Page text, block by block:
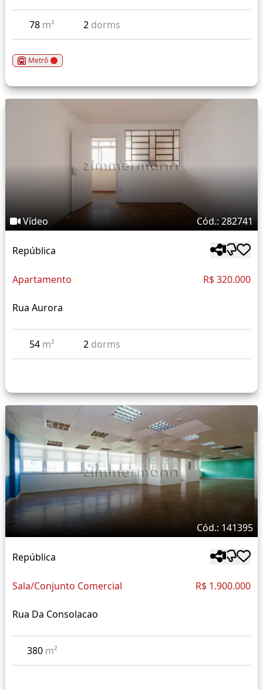
78 m² 2 dorms
Metrô
Vídeo Cód.: 282741
República
Apartamento R$ 320.000
Rua Aurora
54 m² 2 dorms
Cód.: 141395
República
Sala/Conjunto Comercial R$ 1.900.000
Rua Da Consolacao
380 m²